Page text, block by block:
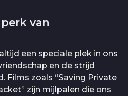
van
een speciale plek in ons
en de strijd
Films zoals “Saving Private
zijn mijlpalen die ons